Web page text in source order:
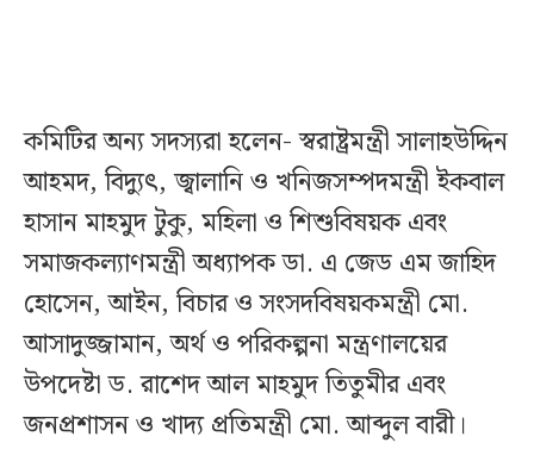
কমিটির অন্য সদস্যরা হলেন- স্বরাষ্ট্রমন্ত্রী সালাহউদ্দিন
আহমদ, বিদ্যুৎ, জ্বালানি ও খনিজসম্পদমন্ত্রী ইকবাল
হাসান মাহমুদ টুকু, মহিলা ও শিশুবিষয়ক এবং
সমাজকল্যাণমন্ত্রী অধ্যাপক ডা. এ জেড এম জাহিদ
হোসেন, আইন, বিচার ও সংসদবিষয়কমন্ত্রী মো.
আসাদুজ্জামান, অর্থ ও পরিকল্পনা মন্ত্রণালয়ের
উপদেষ্টা ড. রাশেদ আল মাহমুদ তিতুমীর এবং
জনপ্রশাসন ও খাদ্য প্রতিমন্ত্রী মো. আব্দুল বারী।